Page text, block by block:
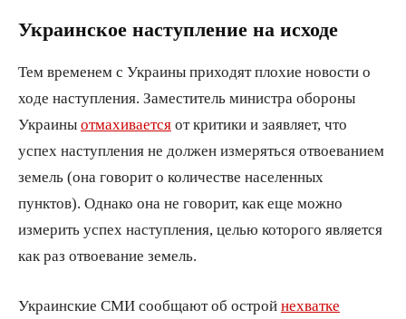
Украинское наступление на исходе
Тем временем с Украины приходят плохие новости о
ходе наступления. Заместитель министра обороны
Украины отмахивается от критики и заявляет, что
успех наступления не должен измеряться отвоеванием
земель (она говорит о количестве населенных
пунктов). Однако она не говорит, как еще можно
измерить успех наступления, целью которого является
как раз отвоевание земель.
Украинские СМИ сообщают об острой нехватке